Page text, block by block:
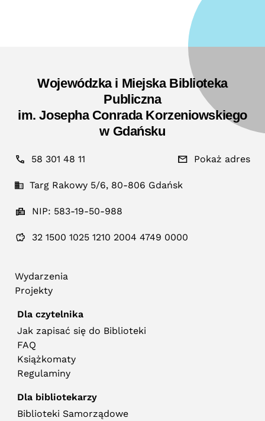
Wojewódzka i Miejska Biblioteka
Publiczna
im. Josepha Conrada Korzeniowskiego
w Gdańsku
58 301 48 11 Pokaż adres
Targ Rakowy 5/6, 80-806 Gdańsk
NIP: 583-19-50-988
32 1500 1025 1210 2004 4749 0000
Wydarzenia
Projekty
Dla czytelnika
Jak zapisać się do Biblioteki
FAQ
Książkomaty
Regulaminy
Dla bibliotekarzy
Biblioteki Samorządowe